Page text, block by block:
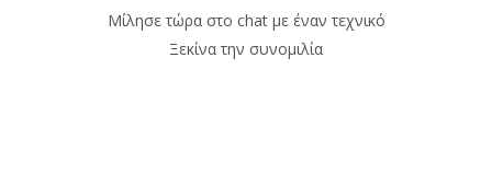
Μίλησε τώρα στο chat με έναν τεχνικό
Ξεκίνα την συνομιλία